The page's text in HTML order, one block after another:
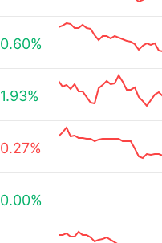
0.60%
1.93%
0.27%
0.00%